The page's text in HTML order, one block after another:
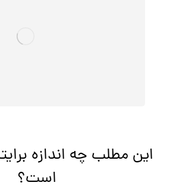
این مطلب چه اندازه
است؟